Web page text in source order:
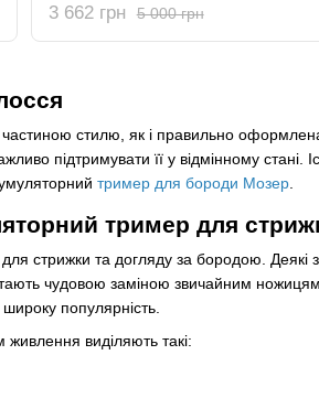
частиною стилю, як і правильно
підтримувати її у відмінному
тример для бороди Мозер
тример для
стрижки та догляду за бородою. Деякі
чудовою заміною звичайним
популярність.
виділяють такі:
5 000 грн
3 662 грн